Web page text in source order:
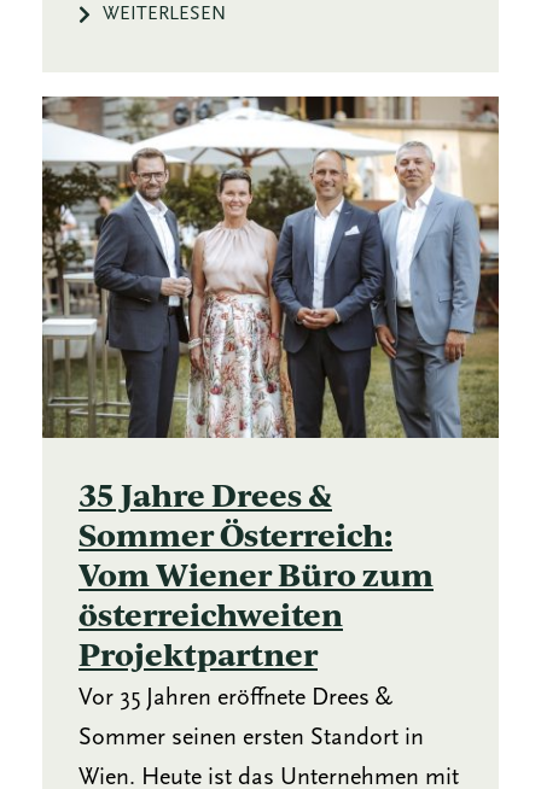
WEITERLESEN
35 Jahre Drees &
Sommer Österreich:
Vom Wiener Büro zum
österreichweiten
Projektpartner
Vor 35 Jahren eröffnete Drees &
Sommer seinen ersten Standort in
Wien. Heute ist das Unternehmen mit